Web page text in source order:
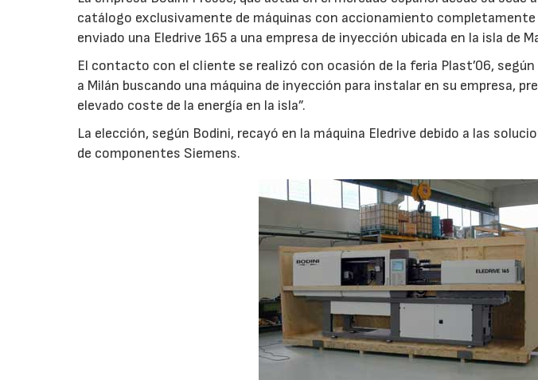
catálogo exclusivamente de máquinas con accionamiento
enviado una Eledrive 165 a una empresa de inyección ubicada en la isla de
El contacto con el cliente se realizó con ocasión de la feria Plast’06,
a Milán buscando una máquina de inyección para instalar en su empresa,
elevado coste de la energía en la isla”.
La elección, según Bodini, recayó en la máquina Eledrive debido a las
de componentes Siemens.